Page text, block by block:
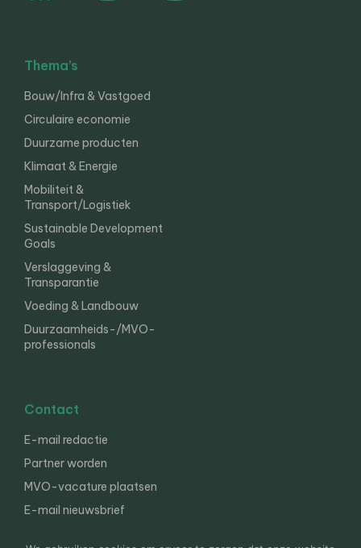
Thema’s
Bouw/Infra & Vastgoed
Circulaire economie
Duurzame producten
Klimaat & Energie
Mobiliteit &
Transport/Logistiek
Sustainable Development
Goals
Verslaggeving &
Transparantie
Voeding & Landbouw
Duurzaamheids-/MVO-
professionals
Contact
E-mail redactie
Partner worden
MVO-vacature plaatsen
E-mail nieuwsbrief